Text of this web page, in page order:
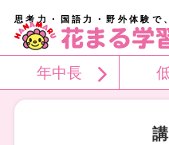
思考力・国語力・野外体験で
年中長